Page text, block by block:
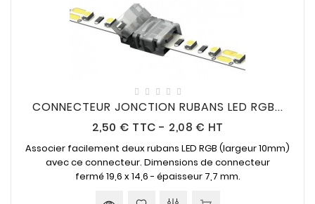
CONNECTEUR JONCTION RUBANS LED RGB...
2,50 € Prix
TTC - 2,08 € HT
Associer facilement deux rubans LED RGB (largeur 10mm)
avec ce connecteur. Dimensions de connecteur
fermé 19,6 x 14,6 - épaisseur 7,7 mm.